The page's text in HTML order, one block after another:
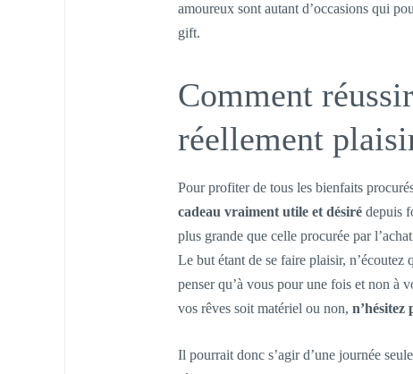
amoureux sont autant d’occasions qui
gift.
Comment
réellement
Pour profiter de tous les bienfaits
cadeau vraiment utile et désirédepuis
plus grande que celle procurée par
Le but étant de se faire plaisir, n’écoutez
penser qu’à vous pour une fois et non à
vos rêves soit matériel ou non, n’hésitez
Il pourrait donc s’agir d’une journée